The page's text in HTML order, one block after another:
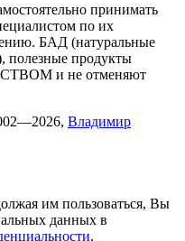
принимать
по их
БАД (натуральные
полезные продукты
и не отменяют
Владимир
им пользоваться, Вы
данных в
.